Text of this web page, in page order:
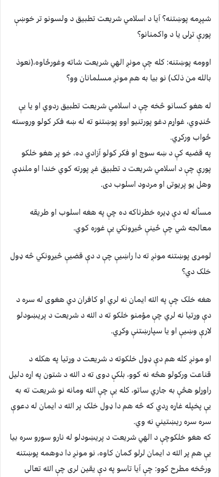
شپږمه پوښتنه؟ آيا د اسلامي شريعت تطبيق د ولسونو تر خوښې
پورې تړلی يا د واکمنانو؟
اوومه پوښتنه: کله چې مونږ الهي شريعت شاته وغورځاوه،(نعوذ
بالله من ذلک) نو بيا به هم مونږ مسلمانان وو؟
له هغو کسانو څخه چې د اسلامي شريعت تطبيق ردوي او يا يې
ځنډوي، غواړم دغو پورتنيو اوو پوښتنو ته له ښه فکر کولو وروسته
ځواب ورکړي.
په قضيه کې د ښه سوچ او فکر کولو آزادي ده، خو پر هغو خلکو
پورې چې د اسلامي شريعت د تطبيق غږ پورته کوي خندا او ملنډې
وهل يو پريوتی او مردود اسلوب دی.
مسأله له دې ډيره خطرناکه ده چې په هغه اسلوب او طريقه
معالجه شي چې ځينې څیړونکي يې غوره کوي.
لومړی پوښتنه مونږ ته دا راښيې چې د دې قضيې څیړونکي څه ډول
خلک دي؟
هغه خلک چې په الله ايمان نه لري او کافران دي هغوی له سره د
دې وړتيا نه لري چې مؤمنو خلکو ته د الله د شريعت د پريښودلو
لارې وښيې او يا سپارښتنې وکړي.
او مونږ کله هم دې ډول خلکوته د شريعت د وړتيا په هکله د
قناعت ورکولو هڅه نه کوو، بلکې دوی ته د الله د شتون په اړه دليل
راوړلو هڅې به جاري ساتو، کله يې چې الله ومانه نو شريعت ته به
يې پخپله غاړه ږدي که څه هم دا ډول خلک پر الله د ايمان له دعوې
سره سره ريښتيني نه وي.
که هغو خلکوچې د الهي شريعت د پريښودلو له نارو سورو سره بيا
يې هم پر الله د ايمان لرلو ګمان کاوه، نو مونږ دا دوهمه پوښتنه
ورڅخه مطرح کوو: چې آيا تاسو په دې يقين لری چې الله تعالی